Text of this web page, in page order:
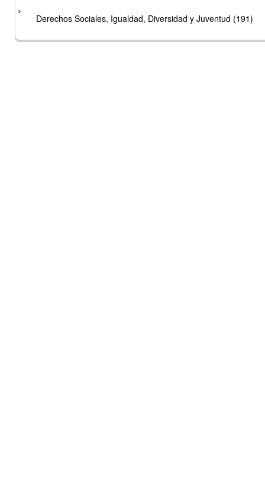
Derechos Sociales, Igualdad, Diversidad y Juventud (191)